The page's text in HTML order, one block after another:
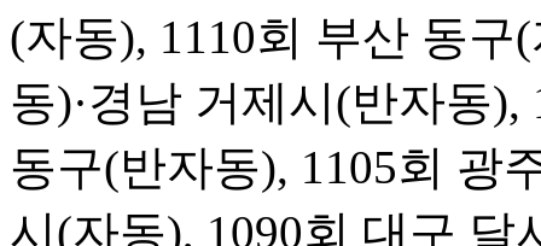
(자동), 1110회 부산 동구
동)·경남 거제시(반자동
동구(반자동), 1105회 광
시(자동), 1090회 대구 달